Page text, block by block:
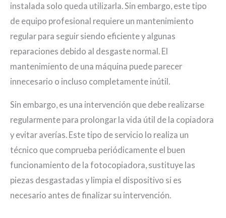
instalada solo queda utilizarla. Sin embargo, este tipo
de equipo profesional requiere un mantenimiento
regular para seguir siendo eficiente y algunas
reparaciones debido al desgaste normal. El
mantenimiento de una máquina puede parecer
innecesario o incluso completamente inútil.
Sin embargo, es una intervención que debe realizarse
regularmente para prolongar la vida útil de la copiadora
y evitar averías. Este tipo de servicio lo realiza un
técnico que comprueba periódicamente el buen
funcionamiento de la fotocopiadora, sustituye las
piezas desgastadas y limpia el dispositivo si es
necesario antes de finalizar su intervención.